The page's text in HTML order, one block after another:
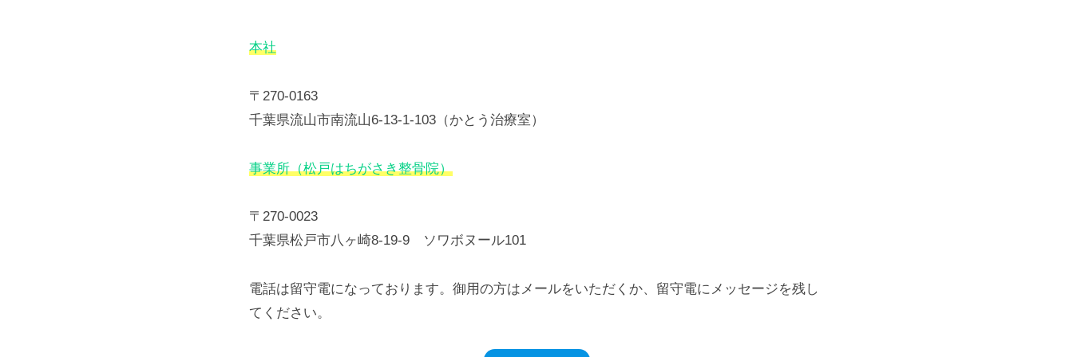
所
在
地
2026
5
月
pintegral
本社
〒270-0163
千葉県流山市南流山6-13-1-103（かとう治療室）
事業所（松戸はちがさき整骨院）
〒270-0023
千葉県松戸市八ヶ崎8-19-9 ソワボヌール101
電話は留守電になっております。御用の方はメールをいただくか、留守電にメッセージを残し
てください。